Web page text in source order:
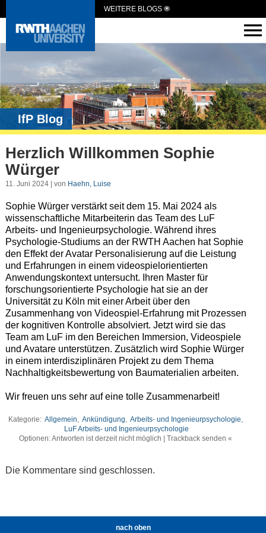
WEITERE BLOGS
IfP Blog
Herzlich Willkommen Sophie
Würger
11. Juni 2024 | von Haehn, Luise
Sophie Würger verstärkt seit dem 15. Mai 2024 als
wissenschaftliche Mitarbeiterin das Team des LuF
Arbeits- und Ingenieurpsychologie. Während ihres
Psychologie-Studiums an der RWTH Aachen hat Sophie
den Effekt der Avatar Personalisierung auf die Leistung
und Erfahrungen in einem videospielorientierten
Anwendungskontext untersucht. Ihren Master für
forschungsorientierte Psychologie hat sie an der
Universität zu Köln mit einer Arbeit über den
Zusammenhang von Videospiel-Erfahrung mit Prozessen
der kognitiven Kontrolle absolviert. Jetzt wird sie das
Team am LuF im den Bereichen Immersion, Videospiele
und Avatare unterstützen. Zusätzlich wird Sophie Würger
in einem interdisziplinären Projekt zu dem Thema
Nachhaltigkeitsbewertung von Baumaterialien arbeiten.
Wir freuen uns sehr auf eine tolle Zusammenarbeit!
Kategorie: Allgemein, Ankündigung, Arbeits- und Ingenieurpsychologie,
LuF Arbeits- und Ingenieurpsychologie
Optionen: Antworten ist derzeit nicht möglich | Trackback senden «
Die Kommentare sind geschlossen.
nach oben